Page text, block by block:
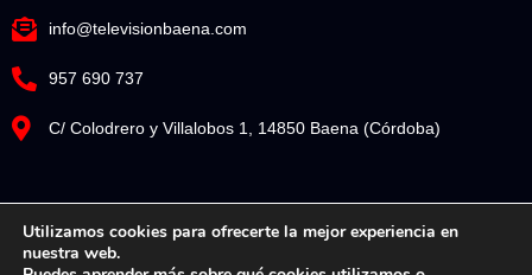
info@televisionbaena.com
957 690 737
C/ Colodrero y Villalobos 1, 14850 Baena (Córdoba)
Televisión Baena© Copyright 2025. Todos los derechos reservados.
Utilizamos cookies para ofrecerte la mejor experiencia en
nuestra web.